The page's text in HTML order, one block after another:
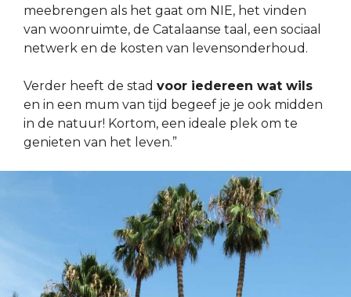
meebrengen als het gaat om NIE, het vinden
van woonruimte, de Catalaanse taal, een sociaal
netwerk en de kosten van levensonderhoud.
Verder heeft de stad voor iedereen wat wils
en in een mum van tijd begeef je je ook midden
in de natuur! Kortom, een ideale plek om te
genieten van het leven.”